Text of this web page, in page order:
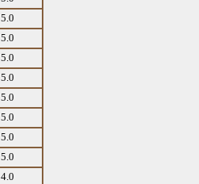
5.0
5.0
5.0
5.0
5.0
5.0
5.0
5.0
4.0